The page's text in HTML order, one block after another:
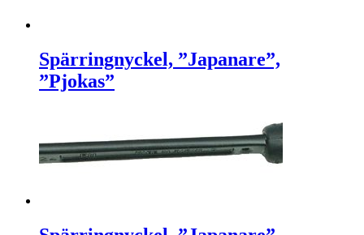
Spärringnyckel, ”Japanare”,
”Pjokas”